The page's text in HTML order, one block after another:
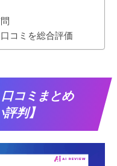
コミを総合評価
コミまとめ
評判】